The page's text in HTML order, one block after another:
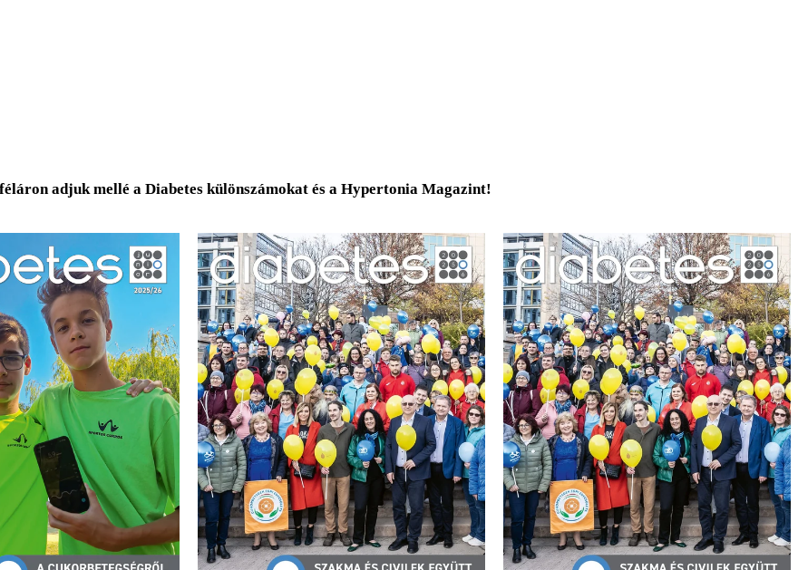
adjuk mellé a Diabetes különszámokat és a Hypertonia Magazint!